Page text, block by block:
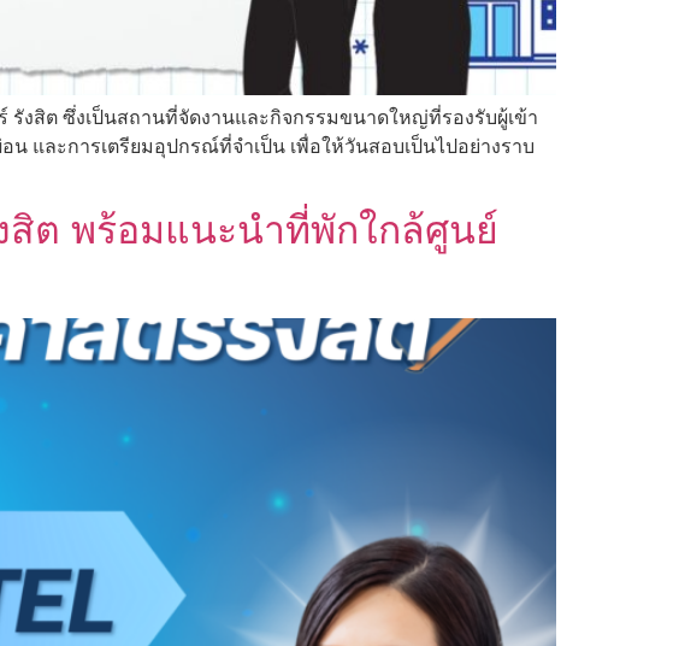
งสิต ซึ่งเป็นสถานที่จัดงานและกิจกรรมขนาดใหญ่ที่รองรับผู้เข้า
และการเตรียมอุปกรณ์ที่จำเป็น เพื่อให้วันสอบเป็นไปอย่างราบ
ต พร้อมแนะนำที่พักใกล้ศูนย์